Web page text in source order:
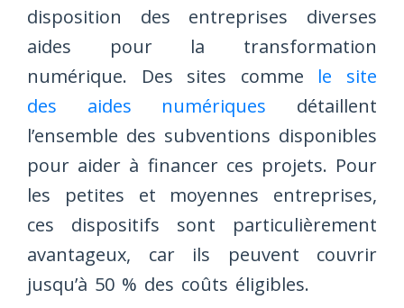
disposition des entreprises diverses
aides pour la transformation
numérique. Des sites comme le site
des aides numériques détaillent
l’ensemble des subventions disponibles
pour aider à financer ces projets. Pour
les petites et moyennes entreprises,
ces dispositifs sont particulièrement
avantageux, car ils peuvent couvrir
jusqu’à 50 % des coûts éligibles.